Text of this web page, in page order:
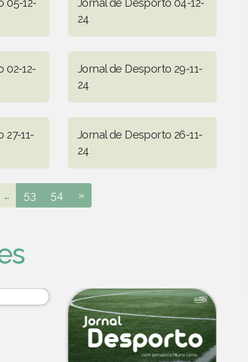
24
02-12-
Jornal de Desporto 29-11-
24
27-11-
Jornal de Desporto 26-11-
24
... 53 54 »